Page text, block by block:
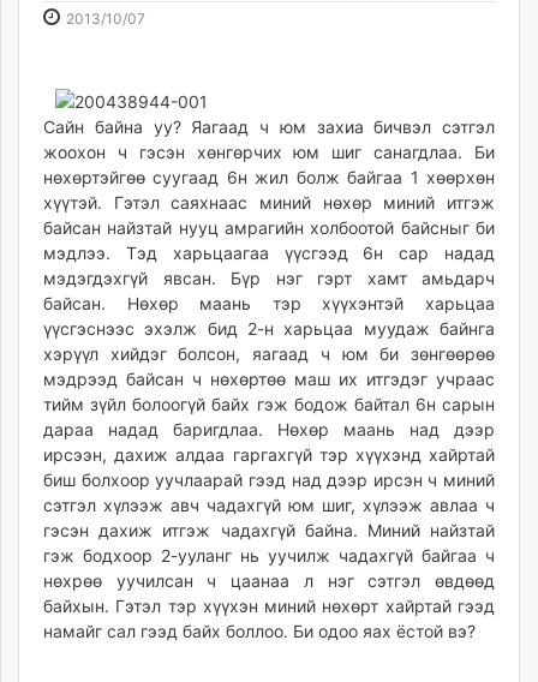
caak.mn
Baabar.mn
tovch.mn
ikon.mn
mnb.mn
Livetv.mn
Eguur.mn
24tsag.mn
shuud.mn
eagle.mn
ergelt.mn
zarig.mn
today.mn
zuv.mn
mminfo.mn
ugluu.mn
urlag.mn
unen.mn
asu.mn
shudarga.mn
2013/10/07
18:00:41
20:06:32
Сайн байна уу? Яагаад ч юм захиа бичвэл сэтгэл
жоохон ч гэсэн хөнгөрчих юм шиг санагдлаа. Би
нөхөртэйгөө суугаад 6н жил болж байгаа 1 хөөрхөн
хүүтэй. Гэтэл саяхнаас миний нөхөр миний итгэж
байсан найзтай нууц амрагийн холбоотой байсныг би
мэдлээ. Тэд харьцаагаа үүсгээд 6н сар надад
мэдэгдэхгүй явсан. Бүр нэг гэрт хамт амьдарч
байсан. Нөхөр маань тэр хүүхэнтэй харьцаа
үүсгэснээс эхэлж бид 2-н харьцаа муудаж байнга
хэрүүл хийдэг болсон, яагаад ч юм би зөнгөөрөө
мэдрээд байсан ч нөхөртөө маш их итгэдэг учраас
тийм зүйл болоогүй байх гэж бодож байтал 6н сарын
дараа надад баригдлаа. Нөхөр маань над дээр
ирсээн, дахиж алдаа гаргахгүй тэр хүүхэнд хайртай
биш болхоор уучлаарай гээд над дээр ирсэн ч миний
сэтгэл хүлээж авч чадахгүй юм шиг, хүлээж авлаа ч
гэсэн дахиж итгэж чадахгүй байна. Миний найзтай
гэж бодхоор 2-ууланг нь уучилж чадахгүй байгаа ч
нөхрөө уучилсан ч цаанаа л нэг сэтгэл өвдөөд
байхын. Гэтэл тэр хүүхэн миний нөхөрт хайртай гээд
намайг сал гээд байх боллоо. Би одоо яах ёстой вэ?